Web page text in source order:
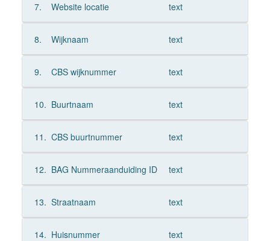
7. Website locatie text
8. Wijknaam text
9. CBS wijknummer text
10. Buurtnaam text
11. CBS buurtnummer text
12. BAG Nummeraanduiding ID text
13. Straatnaam text
14. Huisnummer text